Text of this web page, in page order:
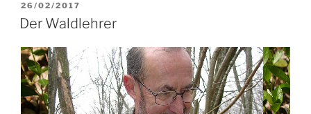
boschi”
PUBBLICATO
IL
26/02/2017
Der Waldlehrer